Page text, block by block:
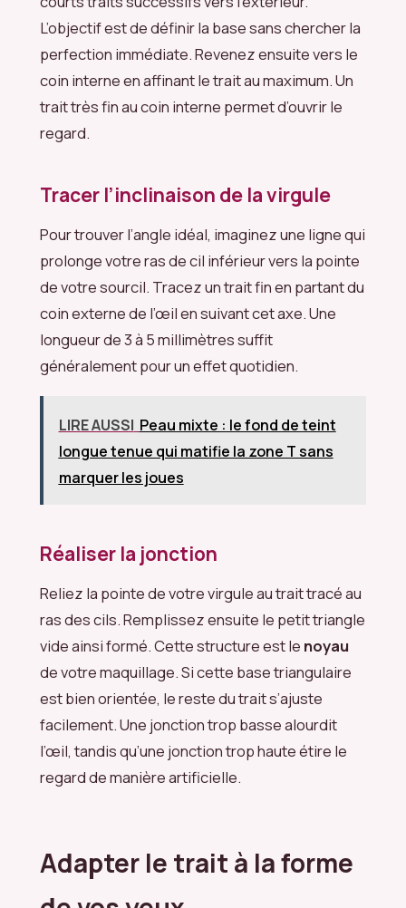
L’objectif est de définir la base sans chercher la
perfection immédiate. Revenez ensuite vers le
coin interne en affinant le trait au maximum. Un
trait très fin au coin interne permet d’ouvrir le
regard.
Tracer l’inclinaison de la virgule
Pour trouver l’angle idéal, imaginez une ligne qui
prolonge votre ras de cil inférieur vers la pointe
de votre sourcil. Tracez un trait fin en partant du
coin externe de l’œil en suivant cet axe. Une
longueur de 3 à 5 millimètres suffit
généralement pour un effet quotidien.
LIRE AUSSI Peau mixte : le fond de teint
longue tenue qui matifie la zone T sans
marquer les joues
Réaliser la jonction
Reliez la pointe de votre virgule au trait tracé au
ras des cils. Remplissez ensuite le petit triangle
vide ainsi formé. Cette structure est le noyau
de votre maquillage. Si cette base triangulaire
est bien orientée, le reste du trait s’ajuste
facilement. Une jonction trop basse alourdit
l’œil, tandis qu’une jonction trop haute étire le
regard de manière artificielle.
Adapter le trait à la forme